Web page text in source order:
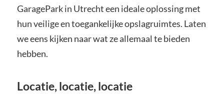
GaragePark in Utrecht een ideale oplossing met
hun veilige en toegankelijke opslagruimtes. Laten
we eens kijken naar wat ze allemaal te bieden
hebben.
Locatie, locatie, locatie